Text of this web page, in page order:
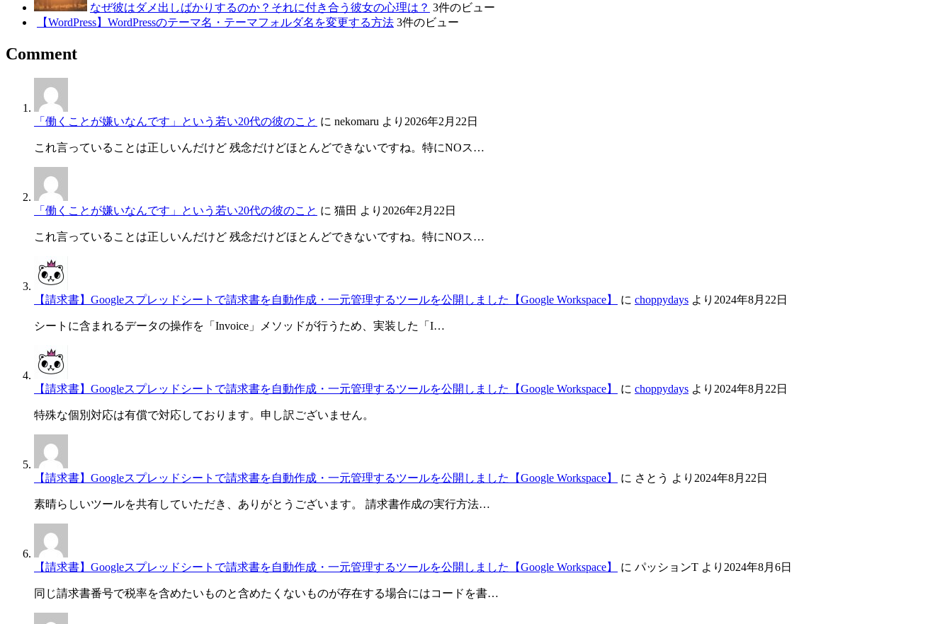
なぜ彼はダメ出しばかりするのか？それに付き合う彼女の心理は？ 3件のビュー
【WordPress】WordPressのテーマ名・テーマフォルダ名を変更する方法 3件のビュー
Comment
「働くことが嫌いなんです」という若い20代の彼のこと に nekomaru より 2026年2月22日
これ言っていることは正しいんだけど 残念だけどほとんどできないですね。特にNOス…
「働くことが嫌いなんです」という若い20代の彼のこと に 猫田 より 2026年2月22日
これ言っていることは正しいんだけど 残念だけどほとんどできないですね。特にNOス…
【請求書】Googleスプレッドシートで請求書を自動作成・一元管理するツールを公開しました【Google Workspace】 に choppydays より 2024年8月22日
シートに含まれるデータの操作を「Invoice」メソッドが行うため、実装した「I…
【請求書】Googleスプレッドシートで請求書を自動作成・一元管理するツールを公開しました【Google Workspace】 に choppydays より 2024年8月22日
特殊な個別対応は有償で対応しております。申し訳ございません。
【請求書】Googleスプレッドシートで請求書を自動作成・一元管理するツールを公開しました【Google Workspace】 に さとう より 2024年8月22日
素晴らしいツールを共有していただき、ありがとうございます。 請求書作成の実行方法…
【請求書】Googleスプレッドシートで請求書を自動作成・一元管理するツールを公開しました【Google Workspace】 に パッションT より 2024年8月6日
同じ請求書番号で税率を含めたいものと含めたくないものが存在する場合にはコードを書…